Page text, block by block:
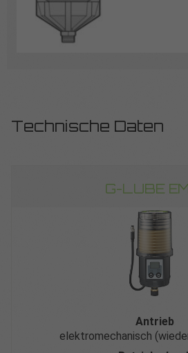
Technische Daten
G-LUBE
Antrieb
elektromechanisch